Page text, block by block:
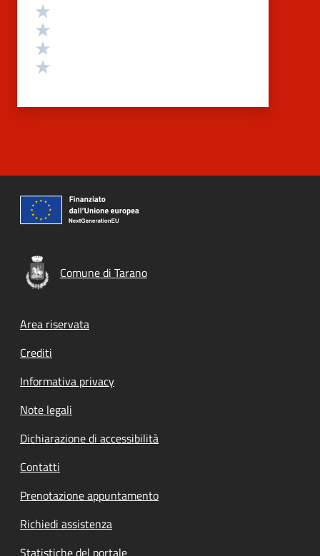
Comune di Tarano
Footer menu
Area riservata
Crediti
Informativa privacy
Note legali
Dichiarazione di accessibilità
Contatti
Prenotazione appuntamento
Richiedi assistenza